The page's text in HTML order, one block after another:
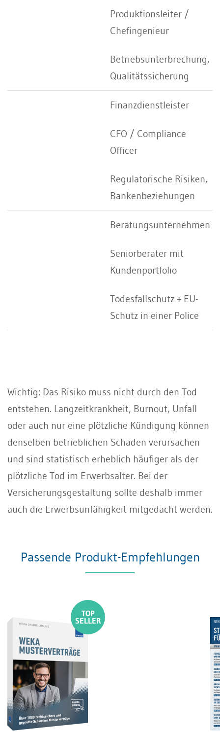
Produktionsleiter /
Chefingenieur
Betriebsunterbrechung,
Qualitätssicherung
Finanzdienstleister
CFO / Compliance
Officer
Regulatorische Risiken,
Bankenbeziehungen
Beratungsunternehmen
Seniorberater mit
Kundenportfolio
Todesfallschutz + EU-
Schutz in einer Police
Wichtig: Das Risiko muss nicht durch den Tod
entstehen. Langzeitkrankheit, Burnout, Unfall
oder auch nur eine plötzliche Kündigung können
denselben betrieblichen Schaden verursachen
und sind statistisch erheblich häufiger als der
plötzliche Tod im Erwerbsalter. Bei der
Versicherungsgestaltung sollte deshalb immer
auch die Erwerbsunfähigkeit mitgedacht werden.
Passende Produkt-Empfehlungen